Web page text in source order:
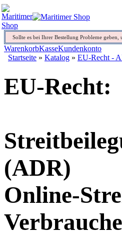
Sollte es bei Ihrer Bestellung Probleme
WarenkorbKasseKundenkonto
Startseite » Katalog » EU-Recht -
EU-Recht:
(ADR)
Online-